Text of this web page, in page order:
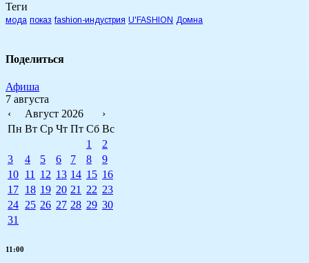
Теги
мода показ fashion-индустрия U'FASHION Домна
Поделиться
Афиша
7 августа
‹
Август 2026
›
Пн Вт Ср Чт Пт Сб Вс
1
2
3
4 5 6 7 8
9
10 11 12 13 14 15 16
17 18 19 20 21 22 23
24 25 26 27 28 29 30
31
11:00